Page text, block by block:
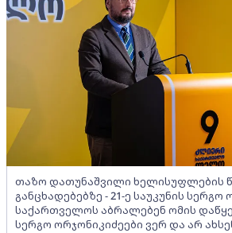
თაზო დათუნაშვილი ხელისუფლების
განცხადებებზე - 21-ე საუკუნის სერგო
საქართველოს აბრალებენ ომის
სერგო ორჯონიკიძეები ვერ და არ